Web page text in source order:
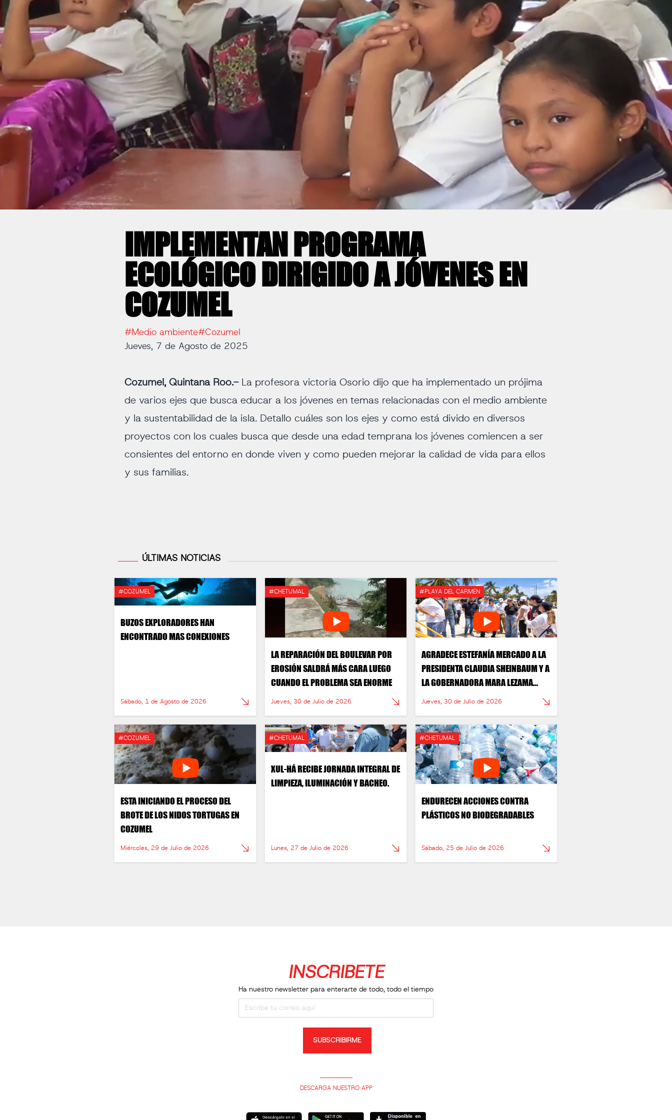
IMPLEMENTAN PROGRAMA
ECOLÓGICO DIRIGIDO A JÓVENES EN
COZUMEL
#Medio ambiente#Cozumel
Jueves, 7 de Agosto de 2025
Cozumel, Quintana Roo.- La profesora victoria Osorio dijo que ha implementado un prójima
de varios ejes que busca educar a los jóvenes en temas relacionadas con el medio ambiente
y la sustentabilidad de la isla. Detallo cuáles son los ejes y como está divido en diversos
proyectos con los cuales busca que desde una edad temprana los jóvenes comiencen a ser
consientes del entorno en donde viven y como pueden mejorar la calidad de vida para ellos
y sus familias.
ÚLTIMAS NOTICIAS
#COZUMEL
BUZOS EXPLORADORES HAN
ENCONTRADO MAS CONEXIONES
Sábado, 1 de Agosto de 2026
#CHETUMAL
LA REPARACIÓN DEL BOULEVAR POR
EROSIÓN SALDRÁ MÁS CARA LUEGO
CUANDO EL PROBLEMA SEA ENORME
Jueves, 30 de Julio de 2026
#PLAYA DEL CARMEN
AGRADECE ESTEFANÍA MERCADO A LA
PRESIDENTA CLAUDIA SHEINBAUM Y A
LA GOBERNADORA MARA LEZAMA
RESPALDO HISTÓRICO PARA LA
Jueves, 30 de Julio de 2026
#COZUMEL
ESTA INICIANDO EL PROCESO DEL
BROTE DE LOS NIDOS TORTUGAS EN
COZUMEL
Miércoles, 29 de Julio de 2026
#CHETUMAL
XUL-HÁ RECIBE JORNADA INTEGRAL DE
LIMPIEZA, ILUMINACIÓN Y BACHEO.
Lunes, 27 de Julio de 2026
#CHETUMAL
ENDURECEN ACCIONES CONTRA
PLÁSTICOS NO BIODEGRADABLES
Sábado, 25 de Julio de 2026
INSCRIBETE
Ha nuestro newsletter para enterarte de todo, todo el tiempo
SUBSCRIBIRME
DESCARGA NUESTRO APP